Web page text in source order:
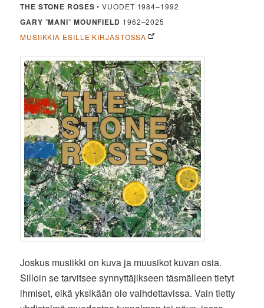
THE STONE ROSES • VUODET 1984–1992
GARY ”MANI” MOUNFIELD 1962–2025
MUSIIKKIA ESILLE KIRJASTOSSA
Joskus musiikki on kuva ja muusikot kuvan osia.
Silloin se tarvitsee synnyttäjikseen täsmälleen tietyt
ihmiset, eikä yksikään ole vaihdettavissa. Vain tietty